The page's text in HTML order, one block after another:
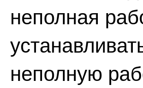
неполная
неполную